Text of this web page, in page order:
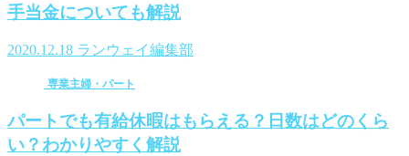
手当金についても解説
2020.12.18 ランウェイ編集部
専業主婦・パート
パートでも有給休暇はもらえる？日数はどのくら
い？わかりやすく解説